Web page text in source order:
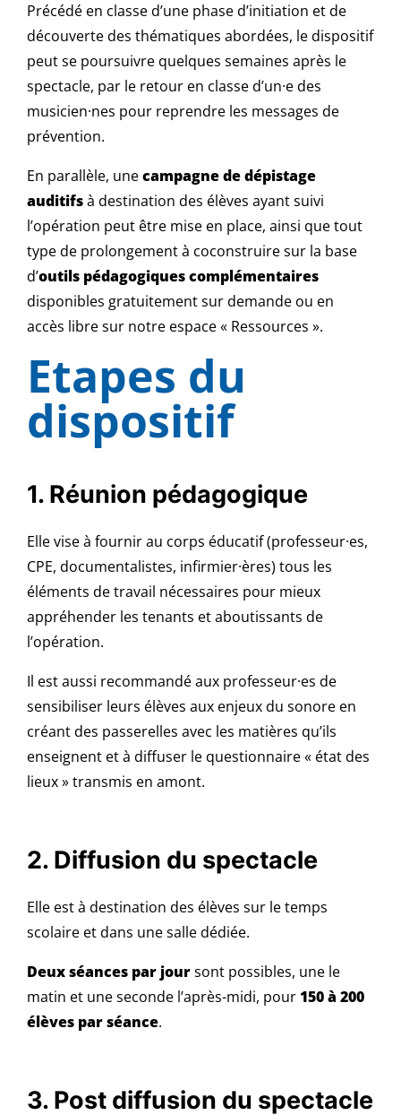
Précédé en classe d’une phase d’initiation et de
découverte des thématiques abordées, le dispositif
peut se poursuivre quelques semaines après le
spectacle, par le retour en classe d’un·e des
musicien·nes pour reprendre les messages de
prévention.
En parallèle, unecampagne de dépistage
auditifsà destination des élèves ayant suivi
l’opération peut être mise en place, ainsi que tout
type de prolongement à coconstruire sur la base
d’outils pédagogiques complémentaires
disponibles gratuitement sur demande ou en
accès libre sur notre espace « Ressources ».
Etapes du
dispositif
1. Réunion pédagogique
Elle vise à fournir au corps éducatif (professeur·es,
CPE, documentalistes, infirmier·ères) tous les
éléments de travail nécessaires pour mieux
appréhender les tenants et aboutissants de
l’opération.
Il est aussi recommandé aux professeur·es de
sensibiliser leurs élèves aux enjeux du sonore en
créant des passerelles avec les matières qu’ils
enseignent et à diffuser le questionnaire « état des
lieux » transmis en amont.
2. Diffusion du spectacle
Elle est à destination des élèves sur le temps
scolaire et dans une salle dédiée.
Deux séances par joursont possibles, une le
matin et une seconde l’après-midi, pour 150 à 200
élèves par séance.
3. Post diffusion du spectacle